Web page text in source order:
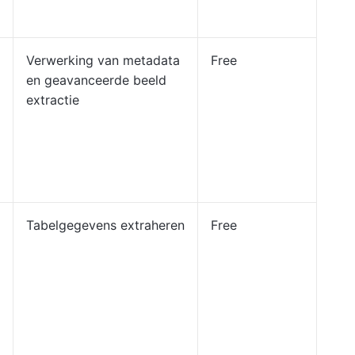
Verwerking van metadata
en geavanceerde beeld
extractie
Free
Tabelgegevens extraheren Free